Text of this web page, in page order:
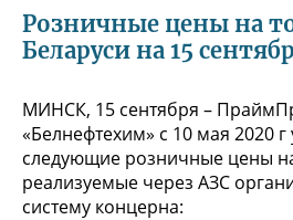
Розничные цены на
Беларуси на 15
МИНСК, 15 сентября –
«Белнефтехим» с 10 мая 2020 г
следующие розничные цены
реализуемые через АЗС
систему концерна: